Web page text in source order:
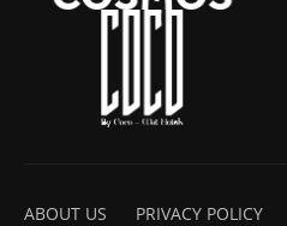
ABOUT US PRIVACY POLICY